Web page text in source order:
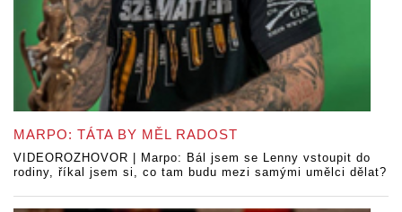
MARPO: TÁTA BY MĚL RADOST
VIDEOROZHOVOR | Marpo: Bál jsem se Lenny vstoupit do
rodiny, říkal jsem si, co tam budu mezi samými umělci dělat?